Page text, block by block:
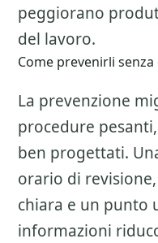
peggiorano
del lavoro.
Come prevenirli
La prevenzione
procedure
ben progettati.
orario di
chiara e un punto
informazioni